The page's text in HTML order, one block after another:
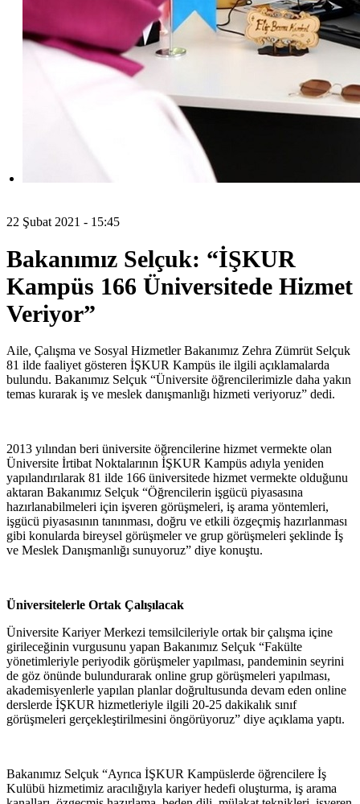
22 Şubat 2021 - 15:45
Bakanımız Selçuk: “İŞKUR
Kampüs 166 Üniversitede Hizmet
Veriyor”
Aile, Çalışma ve Sosyal Hizmetler Bakanımız Zehra Zümrüt Selçuk
81 ilde faaliyet gösteren İŞKUR Kampüs ile ilgili açıklamalarda
bulundu. Bakanımız Selçuk “Üniversite öğrencilerimizle daha yakın
temas kurarak iş ve meslek danışmanlığı hizmeti veriyoruz” dedi.
2013 yılından beri üniversite öğrencilerine hizmet vermekte olan
Üniversite İrtibat Noktalarının İŞKUR Kampüs adıyla yeniden
yapılandırılarak 81 ilde 166 üniversitede hizmet vermekte olduğunu
aktaran Bakanımız Selçuk “Öğrencilerin işgücü piyasasına
hazırlanabilmeleri için işveren görüşmeleri, iş arama yöntemleri,
işgücü piyasasının tanınması, doğru ve etkili özgeçmiş hazırlanması
gibi konularda bireysel görüşmeler ve grup görüşmeleri şeklinde İş
ve Meslek Danışmanlığı sunuyoruz” diye konuştu.
Üniversitelerle Ortak Çalışılacak
Üniversite Kariyer Merkezi temsilcileriyle ortak bir çalışma içine
girileceğinin vurgusunu yapan Bakanımız Selçuk “Fakülte
yönetimleriyle periyodik görüşmeler yapılması, pandeminin seyrini
de göz önünde bulundurarak online grup görüşmeleri yapılması,
akademisyenlerle yapılan planlar doğrultusunda devam eden online
derslerde İŞKUR hizmetleriyle ilgili 20-25 dakikalık sınıf
görüşmeleri gerçekleştirilmesini öngörüyoruz” diye açıklama yaptı.
Bakanımız Selçuk “Ayrıca İŞKUR Kampüslerde öğrencilere İş
Kulübü hizmetimiz aracılığıyla kariyer hedefi oluşturma, iş arama